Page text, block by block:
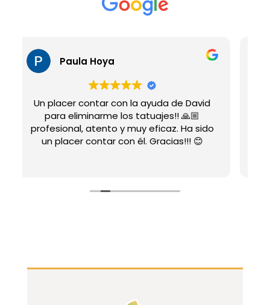
Marcos Guisado Martinez
Un trato genial por parte de david,
además hace muy llevadero mientras te
da el láser haciendo que el dolor sea
mucho más llevable, un calidad precio